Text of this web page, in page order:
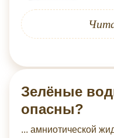
Зелёные
опасны?
... амниотической